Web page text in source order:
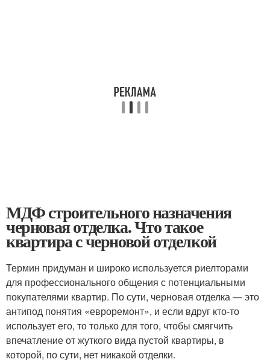
МДФ строительного назначения
черновая отделка. Что такое
квартира с черновой отделкой
Термин придуман и широко используется риелторами
для профессионального общения с потенциальными
покупателями квартир. По сути, черновая отделка — это
антипод понятия «евроремонт», и если вдруг кто-то
использует его, то только для того, чтобы смягчить
впечатление от жуткого вида пустой квартиры, в
которой, по сути, нет никакой отделки.